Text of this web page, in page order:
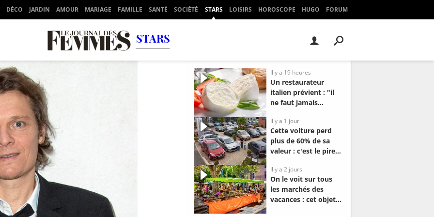
DÉCO JARDIN AMOUR MARIAGE FAMILLE SANTÉ SOCIÉTÉ STARS LOISIRS HOROSCOPE HUGO FORUM
STARS
Il y a 19 heures
Un restaurateur
italien prévient : "il
ne faut jamais
mozzarella qui..."
Il y a 1 jour
Cette voiture perd
plus de 60% de sa
valeur : c'est le pire
en occasion
Il y a 2 jours
On le voit sur tous
les marchés des
vacances : cet objet